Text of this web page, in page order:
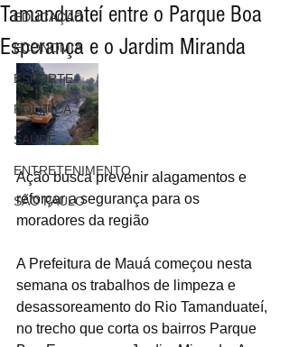
EDUCAÇÃO
ECONOMIA
ESPORTE
POLÍTICA
SAÚDE
ENTRETENIMENTO
SÃO PAULO
Tamanduateí entre o Parque Boa
Esperança e o Jardim Miranda
Ação busca prevenir alagamentos e
reforçar a segurança para os
moradores da região
A Prefeitura de Mauá começou nesta
semana os trabalhos de limpeza e
desassoreamento do Rio Tamanduateí,
no trecho que corta os bairros Parque